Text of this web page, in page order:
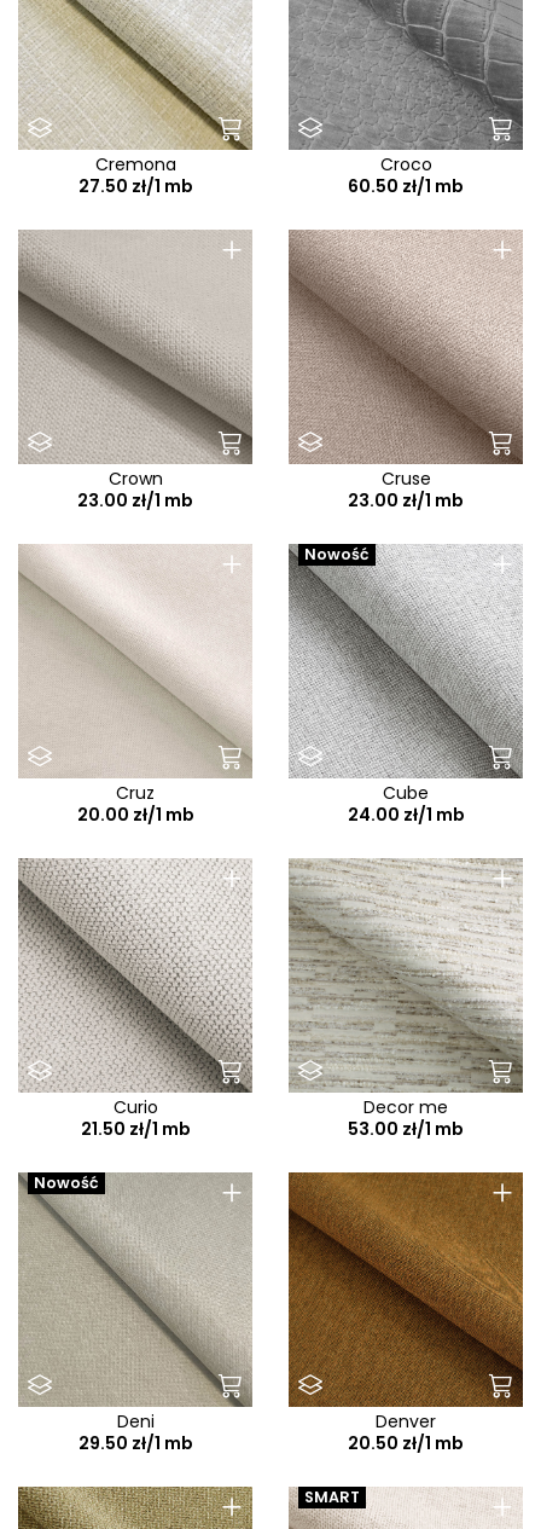
Cremona
27.50 zł/1 mb
Croco
60.50 zł/1 mb
+
Crown
23.00 zł/1 mb
+
Cruse
23.00 zł/1 mb
+
Cruz
20.00 zł/1 mb
+
Nowość
Cube
24.00 zł/1 mb
+
Curio
21.50 zł/1 mb
+
Decor me
53.00 zł/1 mb
+
Nowość
Deni
29.50 zł/1 mb
+
Denver
20.50 zł/1 mb
+ +
SMART